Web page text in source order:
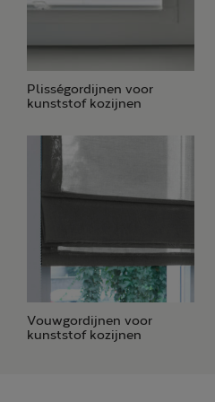
Plisségordijnen voor
kunststof kozijnen
Vouwgordijnen voor
kunststof kozijnen